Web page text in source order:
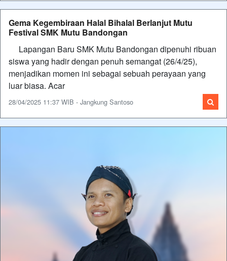
Gema Kegembiraan Halal Bihalal Berlanjut Mutu
Festival SMK Mutu Bandongan
Lapangan Baru SMK Mutu Bandongan dipenuhi ribuan
siswa yang hadir dengan penuh semangat (26/4/25),
menjadikan momen ini sebagai sebuah perayaan yang
luar biasa. Acar
28/04/2025 11:37 WIB - Jangkung Santoso